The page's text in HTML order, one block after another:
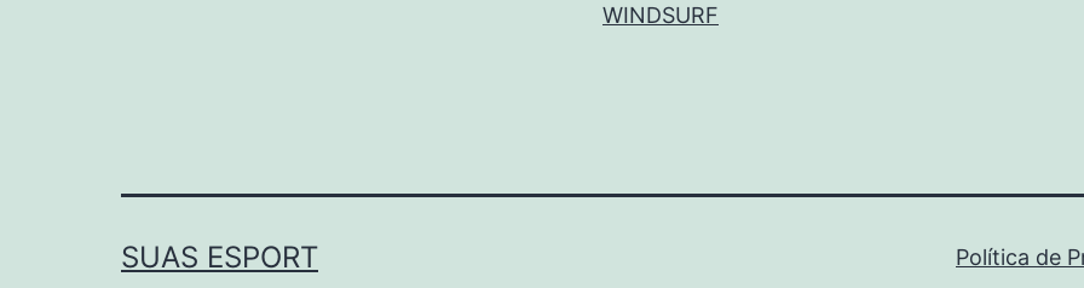
WINDSURF
SUAS ESPORT Política de